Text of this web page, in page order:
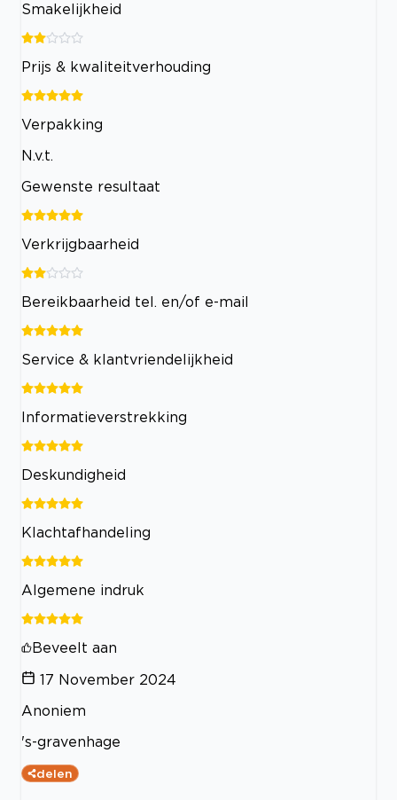
Smakelijkheid
Prijs & kwaliteitverhouding
Verpakking
N.v.t.
Gewenste resultaat
Verkrijgbaarheid
Bereikbaarheid tel. en/of e-mail
Service & klantvriendelijkheid
Informatieverstrekking
Deskundigheid
Klachtafhandeling
Algemene indruk
Beveelt aan
17 November 2024
Anoniem
's-gravenhage
delen